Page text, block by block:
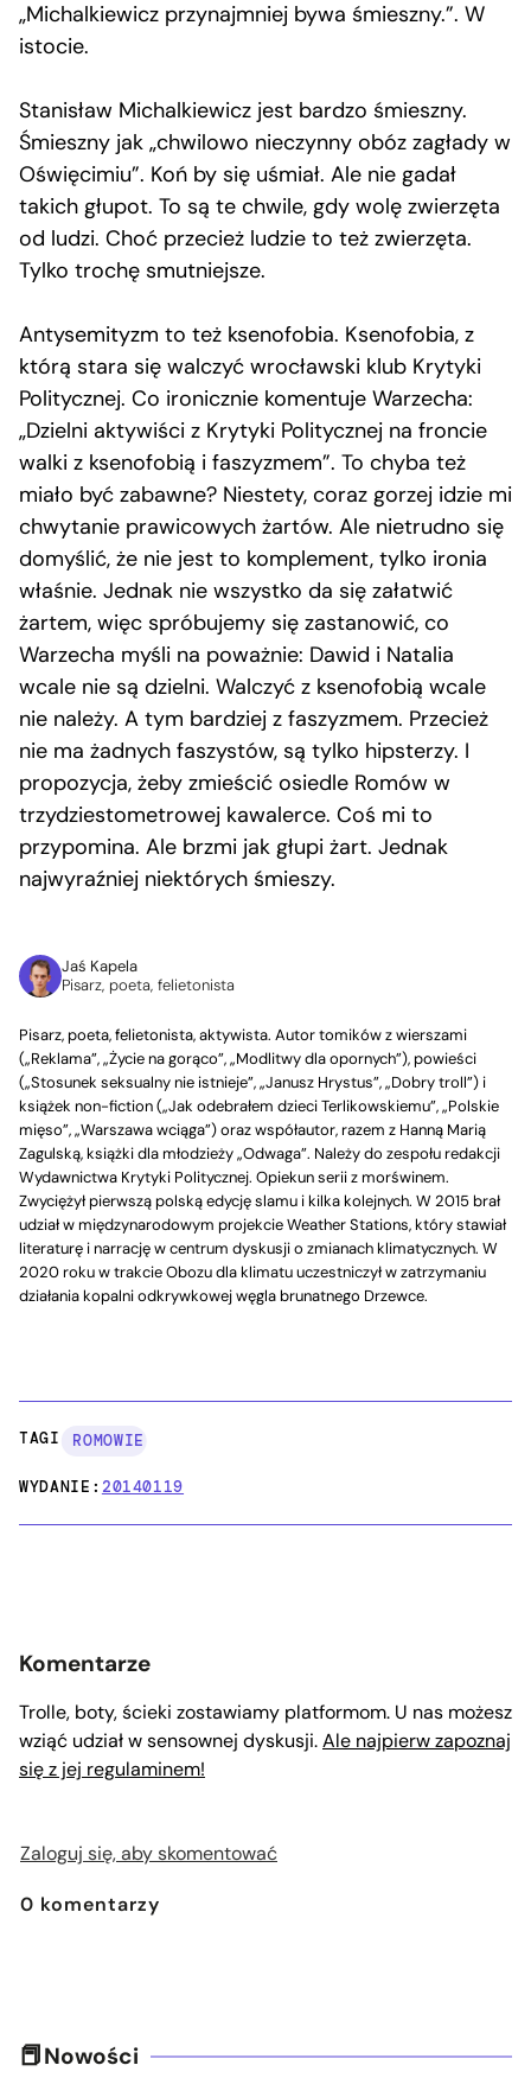
„Michalkiewicz przynajmniej bywa śmieszny.”. W
istocie.
Stanisław Michalkiewicz jest bardzo śmieszny.
Śmieszny jak „chwilowo nieczynny obóz zagłady w
Oświęcimiu”. Koń by się uśmiał. Ale nie gadał
takich głupot. To są te chwile, gdy wolę zwierzęta
od ludzi. Choć przecież ludzie to też zwierzęta.
Tylko trochę smutniejsze.
Antysemityzm to też ksenofobia. Ksenofobia, z
którą stara się walczyć wrocławski klub Krytyki
Politycznej. Co ironicznie komentuje Warzecha:
„Dzielni aktywiści z Krytyki Politycznej na froncie
walki z ksenofobią i faszyzmem”. To chyba też
miało być zabawne? Niestety, coraz gorzej idzie mi
chwytanie prawicowych żartów. Ale nietrudno się
domyślić, że nie jest to komplement, tylko ironia
właśnie. Jednak nie wszystko da się załatwić
żartem, więc spróbujemy się zastanowić, co
Warzecha myśli na poważnie: Dawid i Natalia
wcale nie są dzielni. Walczyć z ksenofobią wcale
nie należy. A tym bardziej z faszyzmem. Przecież
nie ma żadnych faszystów, są tylko hipsterzy. I
propozycja, żeby zmieścić osiedle Romów w
trzydziestometrowej kawalerce. Coś mi to
przypomina. Ale brzmi jak głupi żart. Jednak
najwyraźniej niektórych śmieszy.
Jaś Kapela
Pisarz, poeta, felietonista
Pisarz, poeta, felietonista, aktywista. Autor tomików z wierszami
(„Reklama”, „Życie na gorąco”, „Modlitwy dla opornych”), powieści
(„Stosunek seksualny nie istnieje”, „Janusz Hrystus”, „Dobry troll”) i
książek non-fiction („Jak odebrałem dzieci Terlikowskiemu”, „Polskie
mięso”, „Warszawa wciąga”) oraz współautor, razem z Hanną Marią
Zagulską, książki dla młodzieży „Odwaga”. Należy do zespołu redakcji
Wydawnictwa Krytyki Politycznej. Opiekun serii z morświnem.
Zwyciężył pierwszą polską edycję slamu i kilka kolejnych. W 2015 brał
udział w międzynarodowym projekcie Weather Stations, który stawiał
literaturę i narrację w centrum dyskusji o zmianach klimatycznych. W
2020 roku w trakcie Obozu dla klimatu uczestniczył w zatrzymaniu
działania kopalni odkrywkowej węgla brunatnego Drzewce.
TAGI: ROMOWIE
WYDANIE:20140119
Komentarze
Trolle, boty, ścieki zostawiamy platformom. U nas możesz
wziąć udział w sensownej dyskusji.Ale najpierw zapoznaj
się z jej regulaminem!
Zaloguj się, aby skomentować
0 komentarzy
Nowości